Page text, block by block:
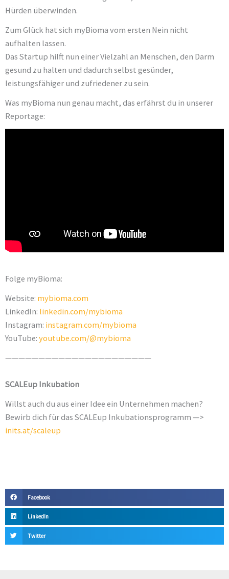
Hürden überwinden.
Zum Glück hat sich myBioma vom ersten Nein nicht
aufhalten lassen.
Das Startup hilft nun einer Vielzahl an Menschen, den Darm
gesund zu halten und dadurch selbst gesünder,
leistungsfähiger und zufriedener zu sein.
Was myBioma nun genau macht, das erfährst du in unserer
Reportage:
Folge myBioma:
Website: mybioma.com
LinkedIn: linkedin.com/mybioma
Instagram: instagram.com/mybioma
YouTube: youtube.com/@mybioma
——————————————————————
SCALEup Inkubation
Willst auch du aus einer Idee ein Unternehmen machen?
Bewirb dich für das SCALEup Inkubationsprogramm —>
inits.at/scaleup
Facebook
LinkedIn
Twitter